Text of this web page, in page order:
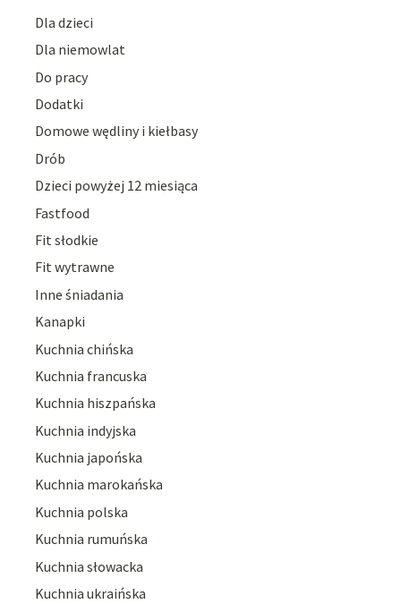
Dla dzieci
Dla niemowlat
Do pracy
Dodatki
Domowe wędliny i kiełbasy
Drób
Dzieci powyżej 12 miesiąca
Fastfood
Fit słodkie
Fit wytrawne
Inne śniadania
Kanapki
Kuchnia chińska
Kuchnia francuska
Kuchnia hiszpańska
Kuchnia indyjska
Kuchnia japońska
Kuchnia marokańska
Kuchnia polska
Kuchnia rumuńska
Kuchnia słowacka
Kuchnia ukraińska